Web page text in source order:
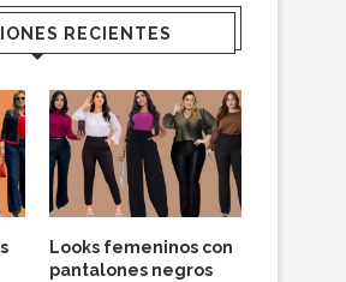
RECIENTES
Looks femeninos con
pantalones negros